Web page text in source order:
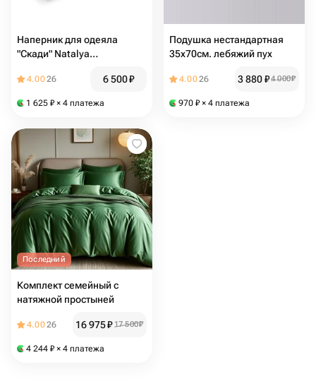
Наперник для одеяла
"Скади" Natalya
потайная молния
4.0026 6 500₽
1 625 ₽ × 4 платежа
Подушка нестандартная
35х70см. лебяжий пух
4.0026 3 880₽4 000₽
970 ₽ × 4 платежа
Последний
Комплект семейный с
натяжной простыней
4.0026 16 975₽ 17 500₽
4 244 ₽ × 4 платежа